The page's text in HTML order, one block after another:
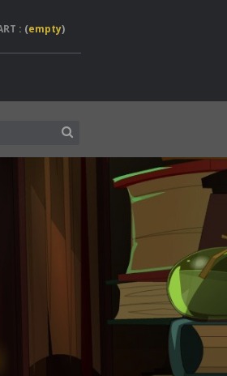
: (empty)